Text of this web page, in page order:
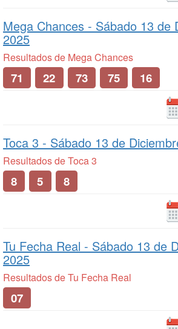
Mega Chances - Sábado 13 de
2025
Resultados de Mega Chances
71 22 73 75 16
Toca 3 - Sábado 13 de
Resultados de Toca 3
8 5 8
Tu Fecha Real - Sábado 13 de
2025
Resultados de Tu Fecha Real
07